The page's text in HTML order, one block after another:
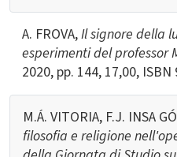
A. FROVA,Il signore della
esperimenti del professor
2020, pp. 144, 17,00,
M.Á. VITORIA, F.J. INSA
filosofia e religione